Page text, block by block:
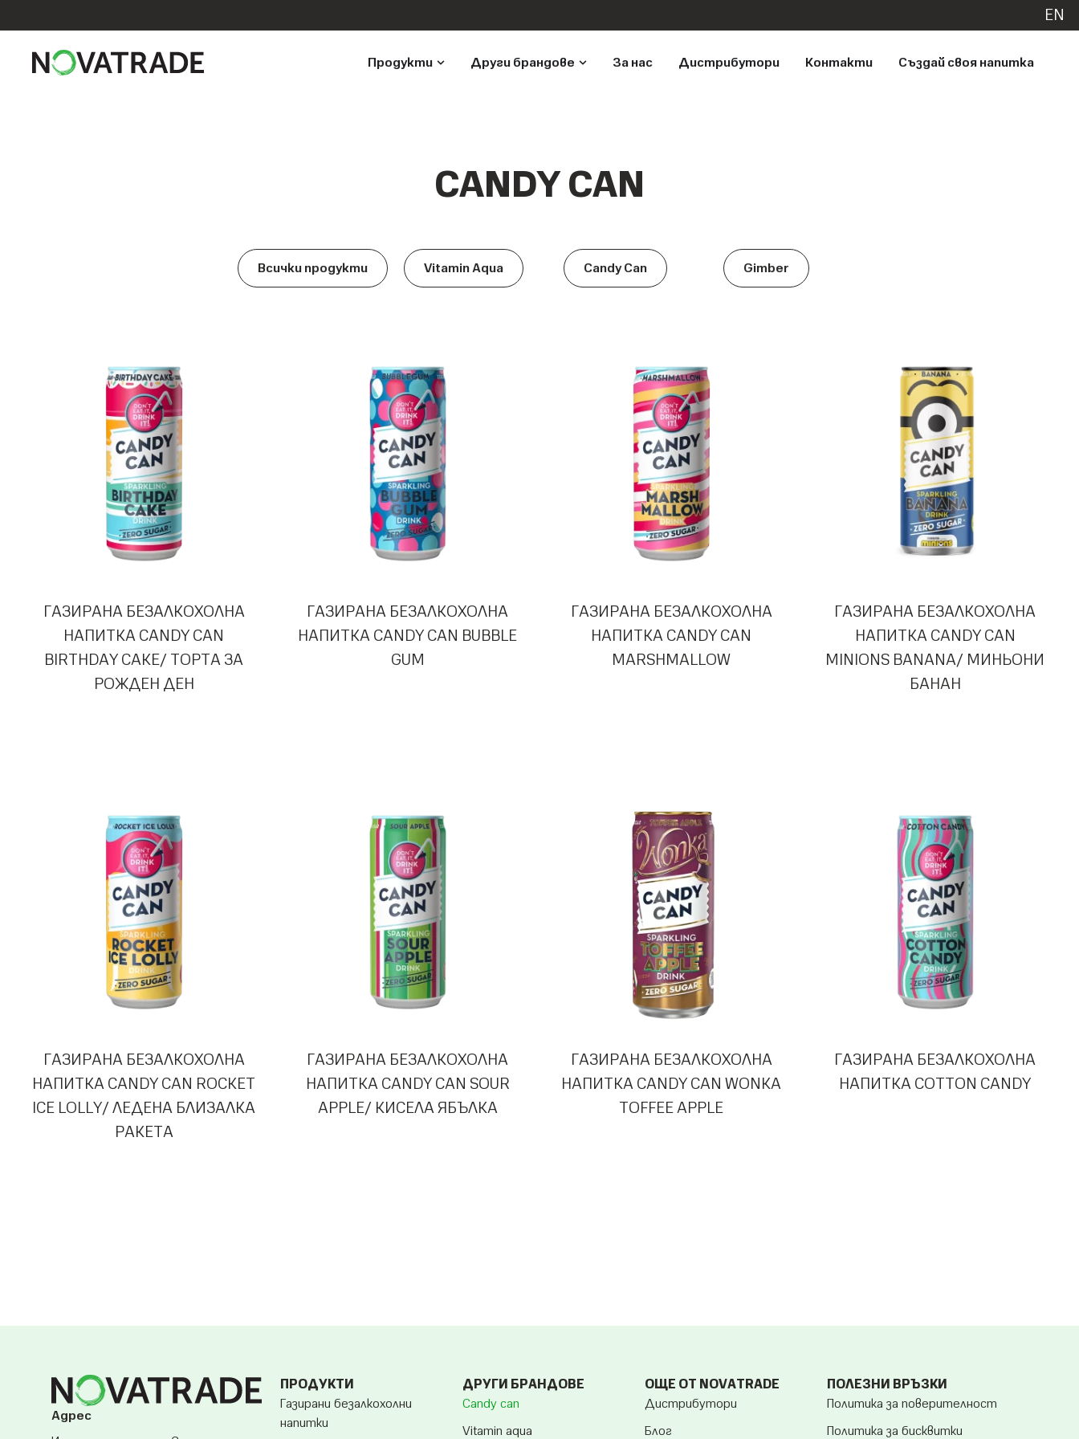
EN
Продукти Други брандове За нас Дистрибутори Контакти Създай своя напитка
CANDY CAN
Всички продукти Vitamin Aqua Candy Can Gimber
ГАЗИРАНА БЕЗАЛКОХОЛНА
НАПИТКА CANDY CAN
BIRTHDAY CAKE/ ТОРТА ЗА
РОЖДЕН ДЕН
ГАЗИРАНА БЕЗАЛКОХОЛНА
НАПИТКА CANDY CAN BUBBLE
GUM
ГАЗИРАНА БЕЗАЛКОХОЛНА
НАПИТКА CANDY CAN
MARSHMALLOW
ГАЗИРАНА БЕЗАЛКОХОЛНА
НАПИТКА CANDY CAN
MINIONS BANANA/ МИНЬОНИ
БАНАН
ГАЗИРАНА БЕЗАЛКОХОЛНА
НАПИТКА CANDY CAN ROCKET
ICE LOLLY/ ЛЕДЕНА БЛИЗАЛКА
РАКЕТА
ГАЗИРАНА БЕЗАЛКОХОЛНА
НАПИТКА CANDY CAN SOUR
APPLE/ КИСЕЛА ЯБЪЛКА
ГАЗИРАНА БЕЗАЛКОХОЛНА
НАПИТКА CANDY CAN WONKA
TOFFEE APPLE
ГАЗИРАНА БЕЗАЛКОХОЛНА
НАПИТКА COTTON CANDY
Адрес
ПРОДУКТИ
Газирани безалкохолни
напитки
ДРУГИ БРАНДОВЕ
Candy can
Vitamin aqua
ОЩЕ ОТ NOVATRADE
Дистрибутори
Блог
ПОЛЕЗНИ ВРЪЗКИ
Политика за поверителност
Политика за бисквитки